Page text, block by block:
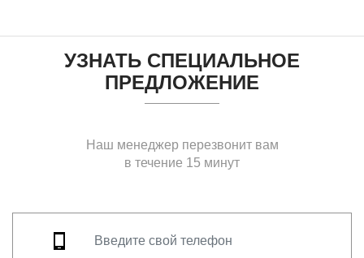
УЗНАТЬ СПЕЦИАЛЬНОЕ
ПРЕДЛОЖЕНИЕ
Наш менеджер перезвонит вам
в течение 15 минут